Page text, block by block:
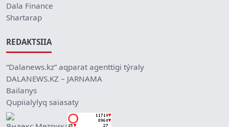
Dala Finance
Shartarap
REDAKTSIIA
“Dalanews.kz” aqparat agenttigi týraly
DALANEWS.KZ – JARNAMA
Bailanys
Qupiialylyq saiasaty